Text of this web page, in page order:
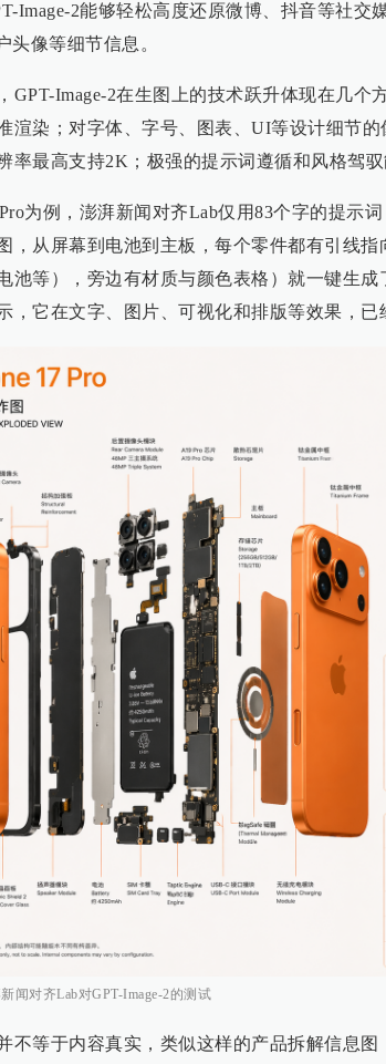
Image-2能够轻松高度还原微博、抖音等社交
头像等细节信息。
GPT-Image-2在生图上的技术跃升体现在几个
渲染；对字体、字号、图表、UI等设计细节
率最高支持2K；极强的提示词遵循和风格驾驭
为例，澎湃新闻对齐Lab仅用83个字的提示
，从屏幕到电池到主板，每个零件都有引线指
池等），旁边有材质与颜色表格）就一键生成
，它在文字、图片、可视化和排版等效果，已
闻对齐Lab对GPT-Image-2的测试
不等于内容真实，类似这样的产品拆解信息图